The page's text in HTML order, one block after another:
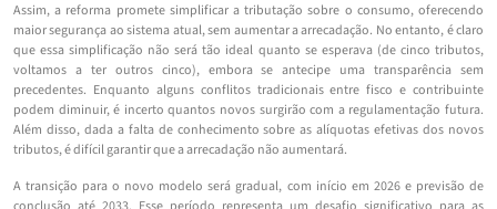
Assim, a reforma promete simplificar a tributação sobre o consumo, oferecendo
maior segurança ao sistema atual, sem aumentar a arrecadação. No entanto, é claro
que essa simplificação não será tão ideal quanto se esperava (de cinco tributos,
voltamos a ter outros cinco), embora se antecipe uma transparência sem
precedentes. Enquanto alguns conflitos tradicionais entre fisco e contribuinte
podem diminuir, é incerto quantos novos surgirão com a regulamentação futura.
Além disso, dada a falta de conhecimento sobre as alíquotas efetivas dos novos
tributos, é difícil garantir que a arrecadação não aumentará.
A transição para o novo modelo será gradual, com início em 2026 e previsão de